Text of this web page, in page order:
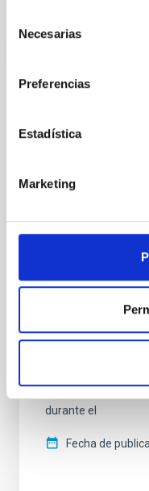
Necesarias
Preferencias
Estadística
Marketing
NOTA DE PRENSA
Canarias
profesionales
STEAM para el
Educación,
lanzamiento de un
educativa, Ciencia
robóticos. Esta
Educación
durante el
Fecha de